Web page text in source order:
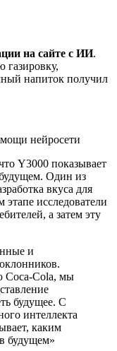
на сайте с ИИ.
газировку,
напиток получил
Y3000 показывает
Один из
вкуса для
исследователи
а затем эту
и
Coca-Cola, мы
будущее. С
интеллекта
каким
будущем»